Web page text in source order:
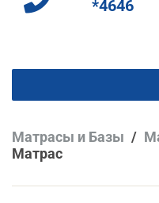
*4646
Skip
content
Матрасы и Базы /
Матрас